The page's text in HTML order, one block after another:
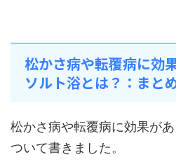
松かさ病や転覆病に効
ソルト浴とは？：まと
松かさ病や転覆病に効果が
ついて書きました。